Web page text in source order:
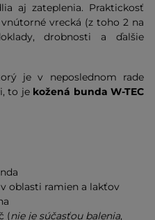
aj zateplenia. Praktickosť
vrecká (z toho 2 na
drobnosti a ďalšie
je v neposlednom rade
to je kožená bunda W-TEC
oblasti ramien a lakťov
(nie je súčasťou balenia,